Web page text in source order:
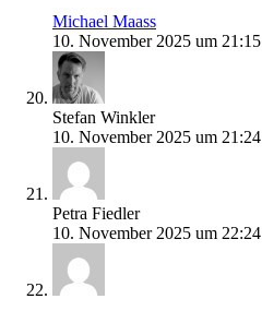
Michael Maass
10. November 2025 um 21:15
Stefan Winkler
10. November 2025 um 21:24
Petra Fiedler
10. November 2025 um 22:24